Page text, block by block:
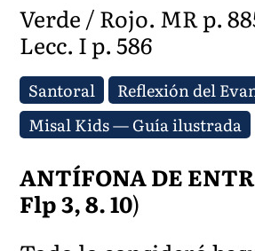
Verde / Rojo. MR p.
Lecc. I p. 586
Santoral
Reflexión del
Misal Kids — Guía ilustrada
ANTÍFONA DE
Flp 3, 8. 10)